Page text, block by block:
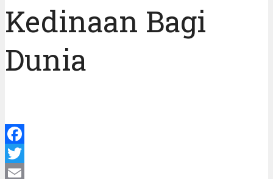
Kedinaan Bagi
Dunia
Facebook
Twitter